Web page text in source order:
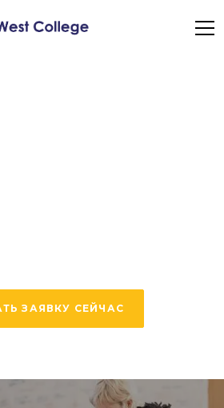
ЗАЯВКУ СЕЙЧАС